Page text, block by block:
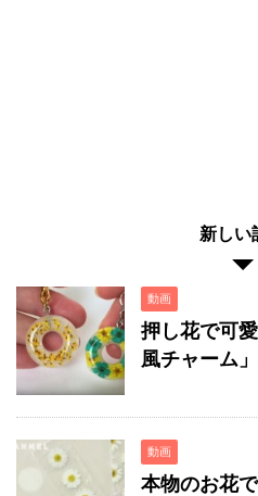
新しい
動画
押し花で可
風チャーム
動画
本物のお花